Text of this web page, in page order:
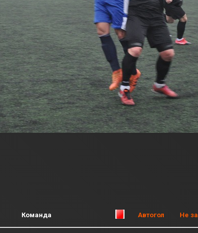
Команда Автогол Не